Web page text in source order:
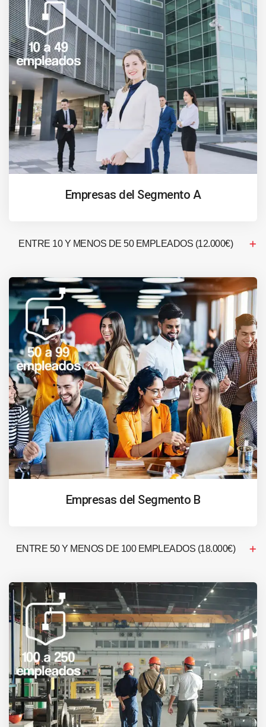
Empresas del Segmento A
ENTRE 10 Y MENOS DE 50 EMPLEADOS (12.000€)
Empresas del Segmento B
ENTRE 50 Y MENOS DE 100 EMPLEADOS (18.000€)